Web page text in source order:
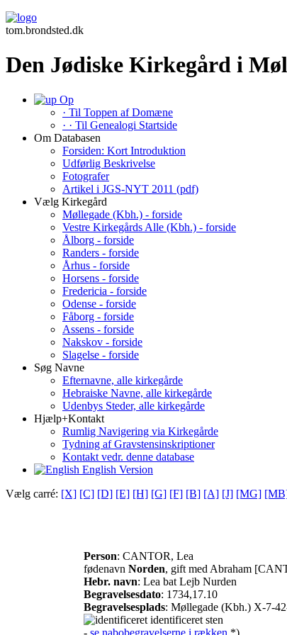
tom.brondsted.dk
Den Jødiske Kirkegård i
Op
· Til Toppen af Domæne
· · Til Genealogi Startside
Om Databasen
Forsiden: Kort Introduktion
Udførlig Beskrivelse
Fotografer
Artikel i JGS-NYT 2011 (pdf)
Vælg Kirkegård
Møllegade (Kbh.) - forside
Vestre Kirkegårds Alle (Kbh.) - forside
Ålborg - forside
Randers - forside
Århus - forside
Horsens - forside
Fredericia - forside
Odense - forside
Fåborg - forside
Assens - forside
Nakskov - forside
Slagelse - forside
Søg Navne
Efternavne, alle kirkegårde
Hebraiske Navne, alle kirkegårde
Udenbys Steder, alle kirkegårde
Hjælp+Kontakt
Rumlig Navigering via Kirkegårde
Tydning af Gravstensinskriptioner
Kontakt vedr. denne database
English Version
Vælg carré: [X] [C] [D] [E] [H] [G] [F] [B] [A] [J] [MG]
Person: CANTOR, Lea
fødenavn Norden, gift med Abraham
Hebr. navn: Lea bat Lejb Nurden
Begravelsesdato: 1734,17.10
Begravelsesplads: Møllegade (Kbh.) X-7-
identificeret sten
- se nabobegravelserne i rækken *)